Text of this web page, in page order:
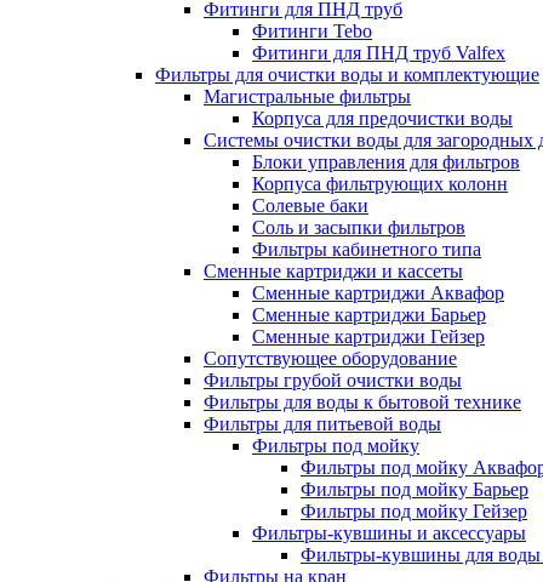
Фитинги для ПНД труб
Фитинги Tebo
Фитинги для ПНД труб Valfex
Фильтры для очистки воды и комплектующие
Магистральные фильтры
Корпуса для предочистки воды
Системы очистки воды для загородных
Блоки управления для фильтров
Корпуса фильтрующих колонн
Солевые баки
Соль и засыпки фильтров
Фильтры кабинетного типа
Сменные картриджи и кассеты
Сменные картриджи Аквафор
Сменные картриджи Барьер
Сменные картриджи Гейзер
Сопутствующее оборудование
Фильтры грубой очистки воды
Фильтры для воды к бытовой технике
Фильтры для питьевой воды
Фильтры под мойку
Фильтры под мойку
Фильтры под мойку Барьер
Фильтры под мойку Гейзер
Фильтры-кувшины и аксессуары
Фильтры-кувшины для
Фильтры на кран